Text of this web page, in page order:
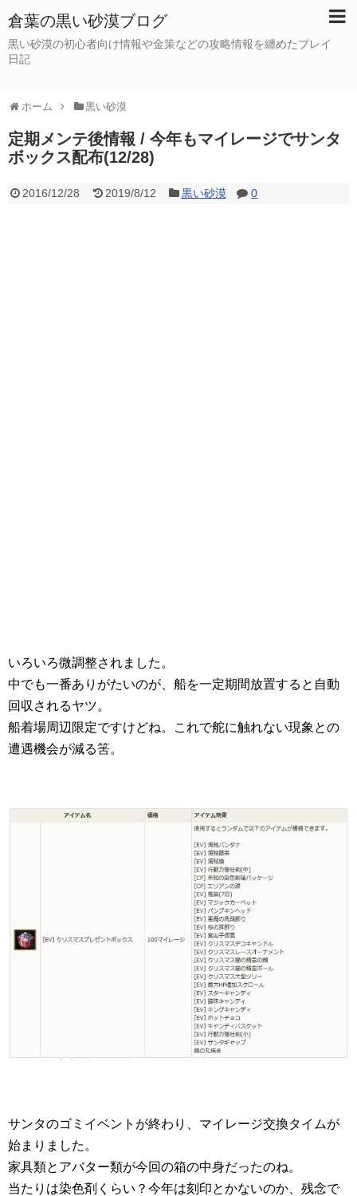
倉葉の黒い砂漠ブログ
黒い砂漠の初心者向け情報や金策などの攻略情報を纏めたプレイ
日記
ホーム 黒い砂漠
定期メンテ後情報 / 今年もマイレージでサンタ
ボックス配布(12/28)
2016/12/28 2019/8/12 黒い砂漠 0
いろいろ微調整されました。
中でも一番ありがたいのが、船を一定期間放置すると自動
回収されるヤツ。
船着場周辺限定ですけどね。これで舵に触れない現象との
遭遇機会が減る筈。
サンタのゴミイベントが終わり、マイレージ交換タイムが
始まりました。
家具類とアバター類が今回の箱の中身だったのね。
当たりは染色剤くらい？今年は刻印とかないのか、残念で